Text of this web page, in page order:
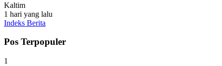
Kaltim
1 hari yang lalu
Indeks Berita
Pos Terpopuler
1